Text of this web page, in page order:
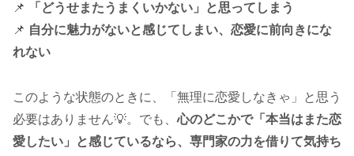
📌
「どうせまたうまくいかない」と思ってしまう
📌 自分に魅力がないと感じてしまい、恋愛に前向きにな
れない
このような状態のときに、「無理に恋愛しなきゃ」と思う
必要はありません💡。でも、心のどこかで「本当はまた恋
愛したい」と感じているなら、専門家の力を借りて気持ち